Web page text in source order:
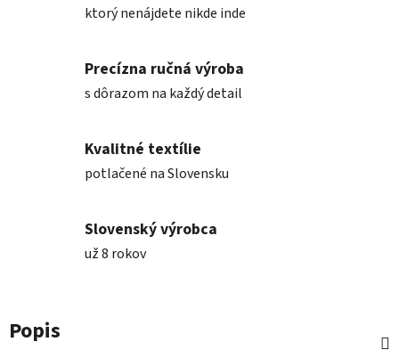
ktorý nenájdete nikde inde
Precízna ručná výroba
s dôrazom na každý detail
Kvalitné textílie
potlačené na Slovensku
Slovenský výrobca
už 8 rokov
Popis